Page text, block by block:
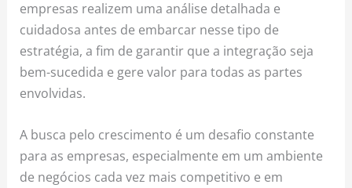
empresas realizem uma análise detalhada e
cuidadosa antes de embarcar nesse tipo de
estratégia, a fim de garantir que a integração seja
bem-sucedida e gere valor para todas as partes
envolvidas.
A busca pelo crescimento é um desafio constante
para as empresas, especialmente em um ambiente
de negócios cada vez mais competitivo e em